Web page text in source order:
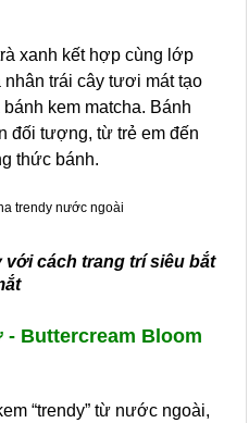
xanh kết hợp cùng lớp
nhân trái cây tươi mát tạo
kem matcha. Bánh
đối tượng, từ trẻ em đến
thức bánh.
với cách trang trí siêu bắt
- Buttercream Bloom
“trendy” từ nước ngoài,